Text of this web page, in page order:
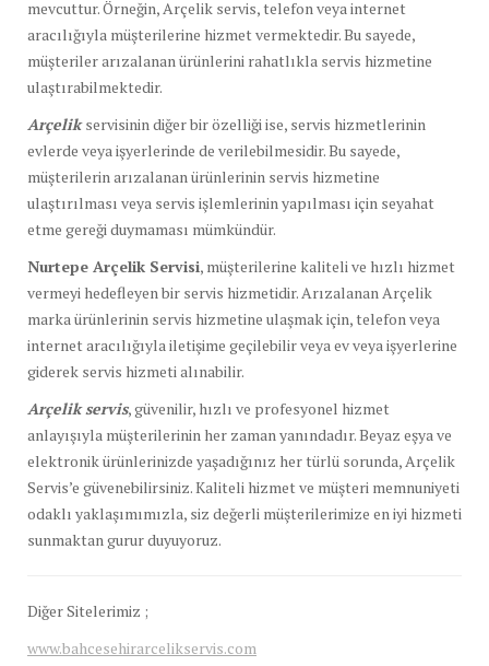
mevcuttur. Örneğin, Arçelik servis, telefon veya internet
aracılığıyla müşterilerine hizmet vermektedir. Bu sayede,
müşteriler arızalanan ürünlerini rahatlıkla servis hizmetine
ulaştırabilmektedir.
Arçelikservisinin diğer bir özelliği ise, servis hizmetlerinin
evlerde veya işyerlerinde de verilebilmesidir. Bu sayede,
müşterilerin arızalanan ürünlerinin servis hizmetine
ulaştırılması veya servis işlemlerinin yapılması için seyahat
etme gereği duymaması mümkündür.
Nurtepe Arçelik Servisi, müşterilerine kaliteli ve hızlı hizmet
vermeyi hedefleyen bir servis hizmetidir. Arızalanan Arçelik
marka ürünlerinin servis hizmetine ulaşmak için, telefon veya
internet aracılığıyla iletişime geçilebilir veya ev veya işyerlerine
giderek servis hizmeti alınabilir.
Arçelik servis, güvenilir, hızlı ve profesyonel hizmet
anlayışıyla müşterilerinin her zaman yanındadır. Beyaz eşya ve
elektronik ürünlerinizde yaşadığınız her türlü sorunda, Arçelik
Servis’e güvenebilirsiniz. Kaliteli hizmet ve müşteri memnuniyeti
odaklı yaklaşımımızla, siz değerli müşterilerimize en iyi hizmeti
sunmaktan gurur duyuyoruz.
Diğer Sitelerimiz ;
www.bahcesehirarcelikservis.com